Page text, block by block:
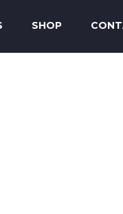
SHOP